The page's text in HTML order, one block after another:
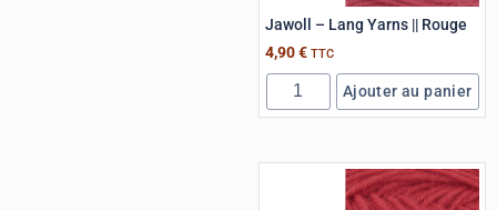
Jawoll – Lang Yarns || Rouge
4,90€ TTC
Ajouter au panier